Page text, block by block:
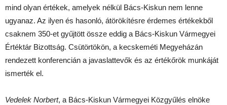
mind olyan értékek, amelyek nélkül Bács-Kiskun nem lenne
ugyanaz. Az ilyen és hasonló, átörökítésre érdemes értékekből
csaknem 350-et gyűjtött össze eddig a Bács-Kiskun Vármegyei
Értéktár Bizottság. Csütörtökön, a kecskeméti Megyeházán
rendezett konferencián a javaslattevők és az értékőrök munkáját
ismerték el.
Vedelek Norbert, a Bács-Kiskun Vármegyei Közgyűlés elnöke